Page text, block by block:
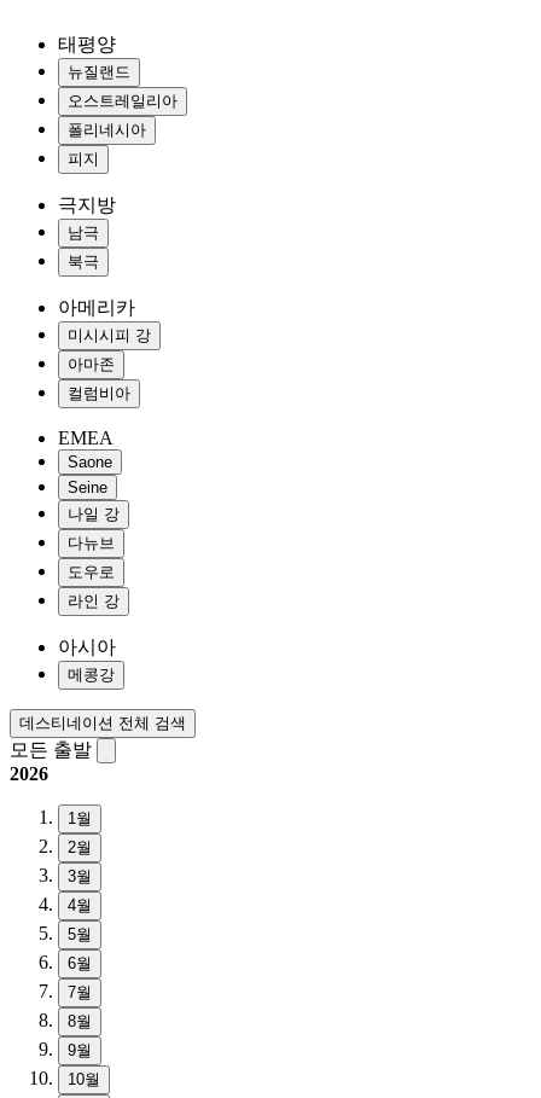
태평양
뉴질랜드
오스트레일리아
폴리네시아
피지
극지방
남극
북극
아메리카
미시시피 강
아마존
컬럼비아
EMEA
Saone
Seine
나일 강
다뉴브
도우로
라인 강
아시아
메콩강
데스티네이션 전체 검색
모든 출발
2026
1월
2월
3월
4월
5월
6월
7월
8월
9월
10월